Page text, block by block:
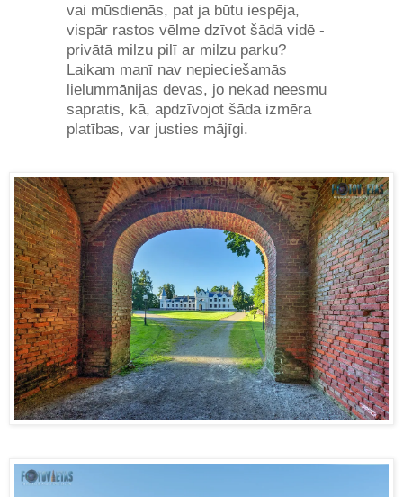
vai mūsdienās, pat ja būtu iespēja,
vispār rastos vēlme dzīvot šādā vidē -
privātā milzu pilī ar milzu parku?
Laikam manī nav nepieciešamās
lielummānijas devas, jo nekad neesmu
sapratis, kā, apdzīvojot šāda izmēra
platības, var justies mājīgi.